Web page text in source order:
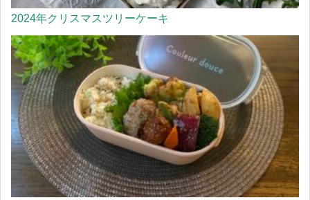
2024年クリスマスツリーケーキ